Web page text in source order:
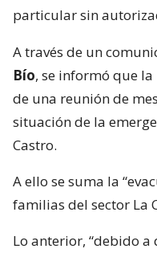
particular sin
A través de un
Bío, se informó que
de una reunión de
situación de la
Castro.
A ello se suma la
familias del sector La
Lo anterior, “debido a